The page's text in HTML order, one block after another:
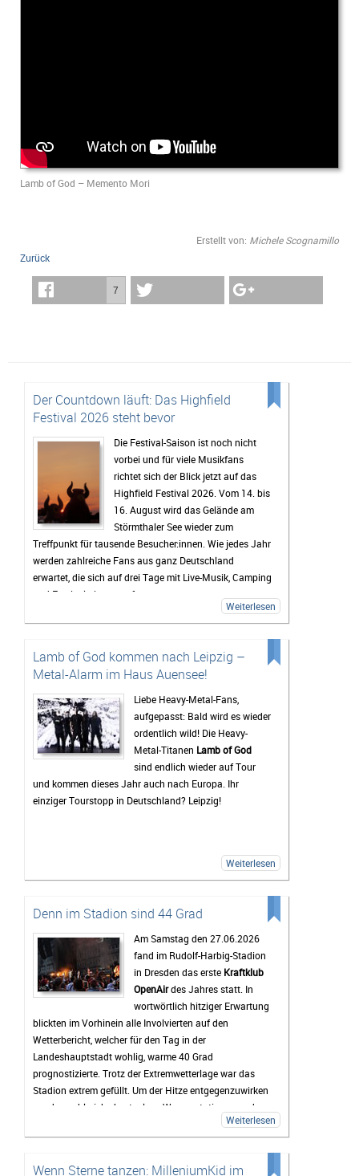
Lamb of God – Memento Mori
Erstellt von: Michele Scognamillo
Zurück
7
Der Countdown läuft: Das Highfield
Festival 2026 steht bevor
Die Festival-Saison ist noch nicht
vorbei und für viele Musikfans
richtet sich der Blick jetzt auf das
Highfield Festival 2026. Vom 14. bis
16. August wird das Gelände am
Störmthaler See wieder zum
Treffpunkt für tausende Besucher:innen. Wie jedes Jahr
werden zahlreiche Fans aus ganz Deutschland
erwartet, die sich auf drei Tage mit Live-Musik, Camping
und Festivalstimmung freuen.
Das Highfield gehört seit Jahren zu den bekanntesten
Rock, Indie, Punk und Hip-Hop sorgt dafür, dass jedes
Jahr ein bunt gemischtes Publikum zusammenkommt.
Auch 2026 stehen wieder viele bekannte Künstler auf
dem Programm, die Besucher vor den Bühnen zum
Feiern bringen sollen. Gerade die Headliner werden mit
Spannung erwartet, doch oft sind es auch die kleineren
Bands.
Mindestens genauso wichtig wie die Konzerte ist für
viele Gäste das Leben auf dem Campingplatz. Dort
beginnt das Festivalgefühl oft schon lange, bevor die
zwischendurch eine Pause vom Trubel braucht, kann
zu mehr als nur einem Musikfestival.
Bis zum Festival dauert es zwar noch etwas, doch die
Vorfreude wächst mit jedem Tag. Viele Tickets sind
bereits verkauft und die Erwartungen an das
Wochenende sind entsprechend hoch. Wenn das
Wetter mitspielt und die Stimmung so gut wird wie in
den vergangenen Jahren, dürfte das Highfield Festival
2026 wieder zu den Höhepunkten des Festivalsommers
gehören.
Weiterlesen
Lamb of God kommen nach Leipzig –
Metal-Alarm im Haus Auensee!
Liebe Heavy-Metal-Fans,
aufgepasst: Bald wird es wieder
ordentlich wild! Die Heavy-
Metal-Titanen Lamb of God
sind endlich wieder auf Tour
und kommen dieses Jahr auch nach Europa. Ihr
einziger Tourstopp in Deutschland? Leipzig!
Weiterlesen
Denn im Stadion sind 44 Grad
Am Samstag den 27.06.2026
fand im Rudolf-Harbig-Stadion
in Dresden das erste Kraftklub
OpenAirdes Jahres statt. In
wortwörtlich hitziger Erwartung
blickten im Vorhinein alle Involvierten auf den
Wetterbericht, welcher für den Tag in der
Landeshauptstadt wohlig, warme 40 Grad
prognostizierte. Trotz der Extremwetterlage war das
Stadion extrem gefüllt. Um der Hitze entgegenzuwirken
wurden zahlreiche kostenlose Wasserstationen und -
sprinkler installiert, Rettungsdecken ausgegeben und
das Wasser an den Verkaufsständen um 20% reduziert.
Weiterlesen
Wenn Sterne tanzen: MilleniumKid im